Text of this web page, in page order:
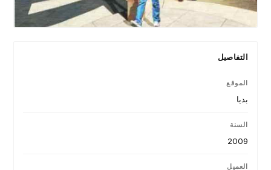
التفاصيل
الموقع
بديا
السنة
2009
العميل